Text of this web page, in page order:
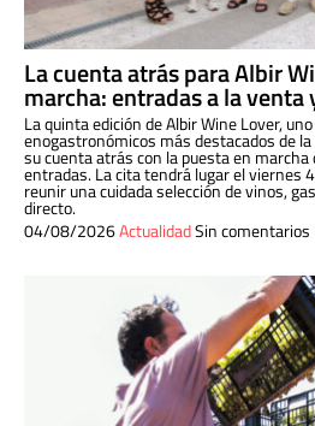
La cuenta atrás para Albir
marcha: entradas a la
La quinta edición de Albir Wine Lover,
enogastronómicos más destacados de
su cuenta atrás con la puesta en
entradas. La cita tendrá lugar el viernes
reunir una cuidada selección de vinos,
directo.
04/08/2026ActualidadSin comentarios